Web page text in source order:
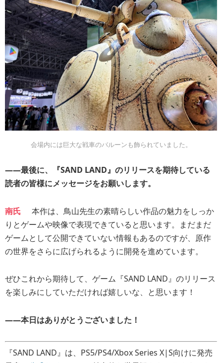
会場内には巨大な戦車のバルーンも飾られていました。
――最後に、『SAND LAND』のリリースを期待している
読者の皆様にメッセージをお願いします。
南氏
本作は、鳥山先生の素晴らしい作品の魅力をしっか
りとゲームや映像で表現できていると思います。まだまだ
ゲームとして公開できていない情報もあるのですが、原作
の世界をさらに広げられるように開発を進めています。
ぜひこれから期待して、ゲーム『SAND LAND』のリリース
を楽しみにしていただければ嬉しいな、と思います！
――本日はありがとうございました！
『SAND LAND』は、PS5/PS4/Xbox Series X|S向けに発売